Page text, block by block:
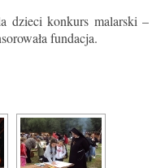
dzieci konkurs malarski –
fundacja.